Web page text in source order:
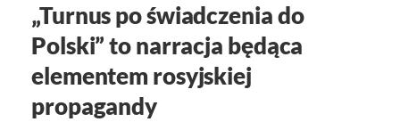
„Turnus po świadczenia do
Polski” to narracja będąca
elementem rosyjskiej
propagandy